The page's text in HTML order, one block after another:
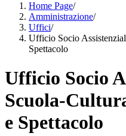
Home Page/
Amministrazione/
Uffici/
Ufficio Socio
Spettacolo
Ufficio Socio
Scuola-
e Spettacolo